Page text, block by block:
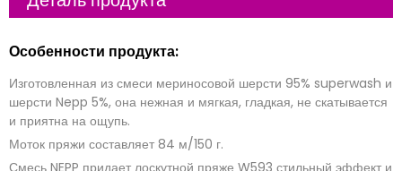
е
к
р
о
н
а
я
п
ч
о
м
а
н
и
я
С
о
о
б
е
Особенности продукта:
Изготовленная из смеси мериносовой шерсти 95% superwash и
шерсти Nepp 5%, она нежная и мягкая, гладкая, не скатывается
и приятна на ощупь.
Моток пряжи составляет 84 м/150 г.
Смесь NEPP придает лоскутной пряже W593 стильный эффект и